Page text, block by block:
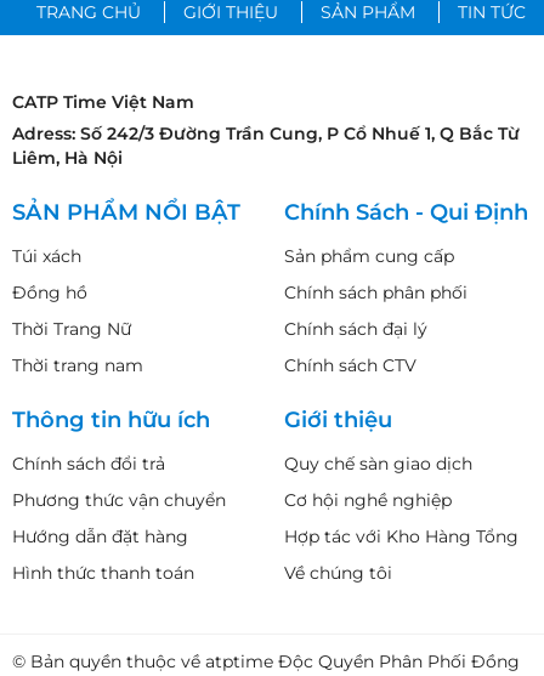
TRANG CHỦ GIỚI THIỆU SẢN PHẨM TIN TỨC
CATP Time Việt Nam
Adress: Số 242/3 Đường Trần Cung, P Cổ Nhuế 1, Q Bắc Từ
Liêm, Hà Nội
SẢN PHẨM NỔI BẬT
Túi xách
Đồng hồ
Thời Trang Nữ
Thời trang nam
Chính Sách - Qui Định
Sản phẩm cung cấp
Chính sách phân phối
Chính sách đại lý
Chính sách CTV
Thông tin hữu ích
Chính sách đổi trả
Phương thức vận chuyển
Hướng dẫn đặt hàng
Hình thức thanh toán
Giới thiệu
Quy chế sàn giao dịch
Cơ hội nghề nghiệp
Hợp tác với Kho Hàng Tổng
Về chúng tôi
© Bản quyền thuộc về atptime Độc Quyền Phân Phối Đồng